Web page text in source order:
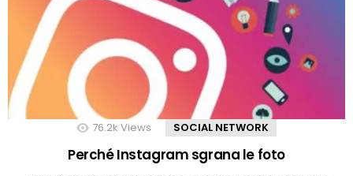
76.2k Views SOCIAL NETWORK
Perché Instagram sgrana le foto